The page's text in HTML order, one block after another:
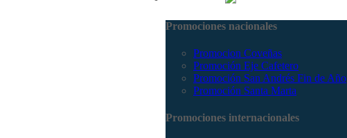
Promociones nacionales
Promocion Coveñas
Promoción Eje Cafetero
Promoción San Andrés Fin de Año
Promoción Santa Marta
Promociones internacionales